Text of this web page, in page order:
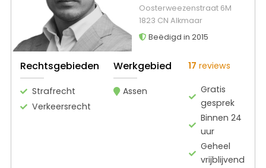
Oosterweezenstraat 6M
1823 CN Alkmaar
Beëdigd in 2015
Rechtsgebieden
Strafrecht
Verkeersrecht
Werkgebied
Assen
17 reviews
Gratis
gesprek
Binnen 24
uur
Geheel
vrijblijvend